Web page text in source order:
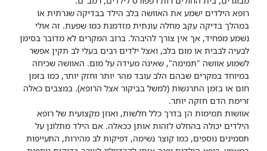
רופא הילדים ישמע את האוושה בלב הילד בבדיקה שגרתית או
במהלך בדיקה עקב מחלה עונתית מזדמנת כמו שפעת. זה אולי
נשמע מפחיד, אך אין צורך להיבהל. ברוב המקרים לא מדובר בסימן
לבעיה לבבית או מום בלב, ואצל ילדים רבים בעלי לב תקין אפשר
לשמוע אוושה "תמימה", שאינה מעידה על מום. האוושה שכיחה
במיוחד במקרים שבהם הלב עובד מהר יותר וחזק יותר, כמו בזמן
חום או בזמן התרגשות (למשל בביקור אצל הרופא). במצבים כאלה
זרימת הדם חזקה יותר.
אוושות תמימות הן בדרך כלל חלשות, ואוזן מקצועית של רופא
הילדים יכולה בהחלט לזהות אותן ככאלה. אם הילד מתלונן על
תסמינים נוספים, כמו קוצר נשימה, דפיקות לב מהירות, התעייפות